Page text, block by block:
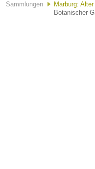
Sammlungen
Marburg:
Botanischer